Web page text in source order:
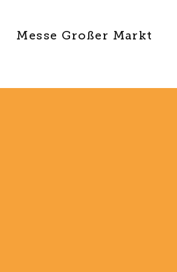
Messe Großer Markt